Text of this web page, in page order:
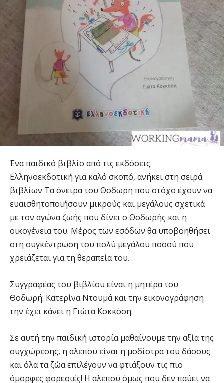
Ένα παιδικό βιβλίο από τις εκδόσεις
Ελληνοεκδοτική για καλό σκοπό, ανήκει στη σειρά
βιβλίων Τα όνειρα του Θοδωρη που στόχο έχουν να
ευαισθητοποιήσουν μικρούς και μεγάλους σχετικά
με τον αγώνα ζωής που δίνει ο Θοδωρής και η
οικογένεια του. Μέρος των εσόδων θα υποβοηθήσει
στη συγκέντρωση του πολύ μεγάλου ποσού που
χρειάζεται για τη θεραπεία του.
Συγγραφέας του βιβλίου είναι η μητέρα του
Θοδωρή: Κατερίνα Ντουμά και την εικονογράφηση
την έχει κάνει η Γιώτα Κοκκόση.
Σε αυτή την παιδική ιστορία μαθαίνουμε την αξία της
συγχώρεσης, η αλεπού είναι η μοδίστρα του δάσους
και όλα τα ζώα επιλέγουν να φτιάξουν τις πιο
όμορφες φορεσιές! Η αλεπού όμως που δεν παύει να